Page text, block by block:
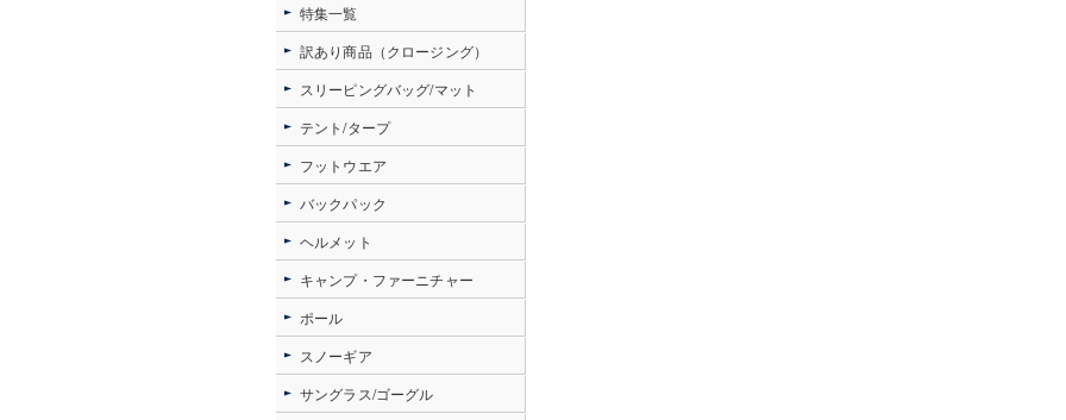
特集一覧
訳あり商品（クロージング）
スリーピングバッグ/マット
テント/タープ
フットウエア
バックパック
ヘルメット
キャンプ・ファーニチャー
ポール
スノーギア
サングラス/ゴーグル